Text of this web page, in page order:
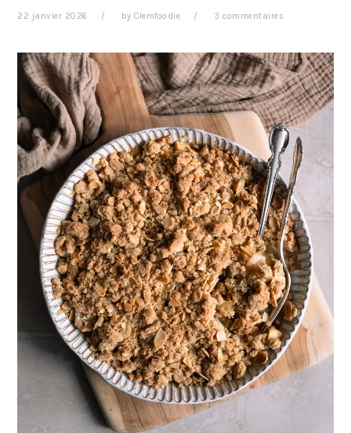
22 janvier 2026 byClemfoodie 3 commentaires